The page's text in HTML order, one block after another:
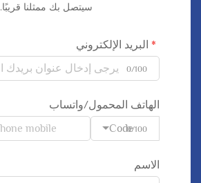
سيتصل بك ممثلنا قريبًا.
البريد الإلكتروني
0/100
الهاتف المحمول/واتساب
Code0/100
الاسم